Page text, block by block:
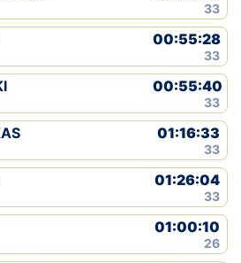
33
00:55:28
33
00:55:40
33
01:16:33
33
01:26:04
33
01:00:10
26